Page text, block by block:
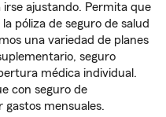
ajustando. Permita que
póliza de seguro de salud
una variedad de planes
seguro
médica individual.
con seguro de
mensuales.